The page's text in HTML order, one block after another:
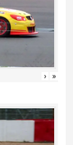
› »